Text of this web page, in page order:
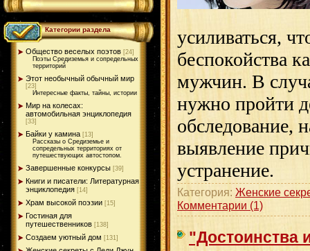
Категории раздела
Общество веселых поэтов [24]
Поэты Средиземья и сопредельных
территорий
Этот необычный обычный мир
[23]
Интересные факты, тайны, истории
Мир на колесах:
автомобильная энциклопедия
[33]
Байки у камина [13]
Рассказы о Средиземье и
сопредельных территориях от
путешествующих автостопом.
Завершенные конкурсы [39]
Книги и писатели: Литературная
энциклопедия [14]
Храм высокой поэзии [15]
Гостиная для
путешественников [138]
Создаем уютный дом [131]
усиливаться,
беспокойства
мужчин. В
нужно пройти
обследование,
выявление
устранение.
Категория: Женские
Комментарии (1)
"Достоинства